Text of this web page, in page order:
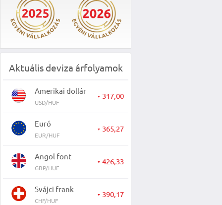
Aktuális deviza árfolyamok
Amerikai dollár
USD/HUF
▼ 317,00
Euró
EUR/HUF
▼ 365,27
Angol font
GBP/HUF
▼ 426,33
Svájci frank
CHF/HUF
▼ 390,17